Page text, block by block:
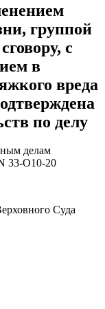
группой
с
в
вреда
по делу
делам
33-О10-20
Суда